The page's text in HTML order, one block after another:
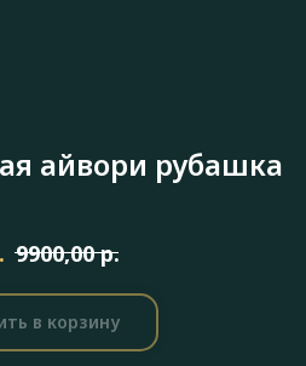
айвори рубашка
9900,00 р.
в корзину